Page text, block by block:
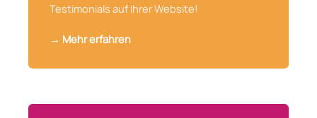
Testimonials auf Ihrer Website!
→ Mehr erfahren